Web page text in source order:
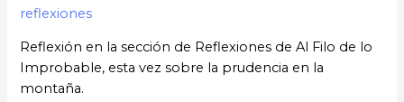
reflexiones
Reflexión en la sección de Reflexiones de Al Filo de lo
Improbable, esta vez sobre la prudencia en la
montaña.